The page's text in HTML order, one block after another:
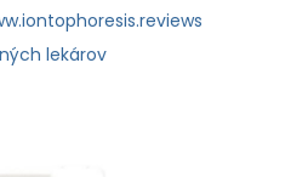
lekárov